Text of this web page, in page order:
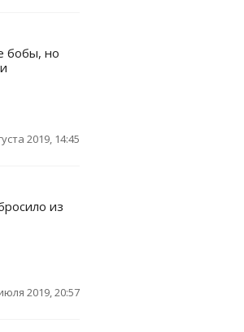
бобы, но
2019, 14:45
из
2019, 20:57